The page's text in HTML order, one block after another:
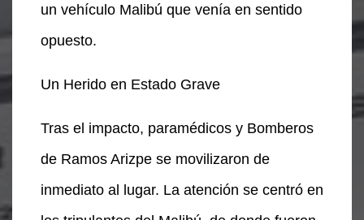
un vehículo Malibú que venía en sentido
opuesto.
Un Herido en Estado Grave
Tras el impacto, paramédicos y Bomberos
de Ramos Arizpe se movilizaron de
inmediato al lugar. La atención se centró en